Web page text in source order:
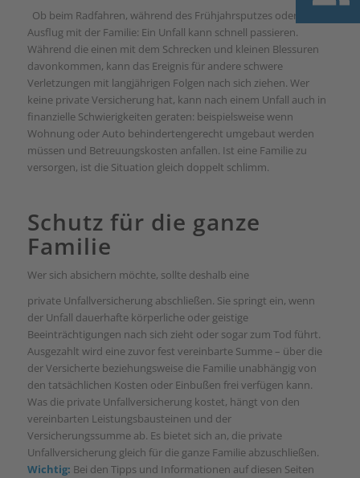
Ob beim Radfahren, während des Frühjahrsputzes oder beim
Ausflug mit der Familie: Ein Unfall kann schnell passieren.
Während die einen mit dem Schrecken und kleinen Blessuren
davonkommen, kann das Ereignis für andere schwere
Verletzungen mit langjährigen Folgen nach sich ziehen. Wer
keine private Versicherung hat, kann nach einem Unfall auch in
finanzielle Schwierigkeiten geraten: beispielsweise wenn
Wohnung oder Auto behindertengerecht umgebaut werden
müssen und Betreuungskosten anfallen. Ist eine Familie zu
versorgen, ist die Situation gleich doppelt schlimm.
Schutz für die ganze
Familie
Wer sich absichern möchte, sollte deshalb eine
private Unfallversicherung abschließen. Sie springt ein, wenn
der Unfall dauerhafte körperliche oder geistige
Beeinträchtigungen nach sich zieht oder sogar zum Tod führt.
Ausgezahlt wird eine zuvor fest vereinbarte Summe – über die
der Versicherte beziehungsweise die Familie unabhängig von
den tatsächlichen Kosten oder Einbußen frei verfügen kann.
Was die private Unfallversicherung kostet, hängt von den
vereinbarten Leistungsbausteinen und der
Versicherungssumme ab. Es bietet sich an, die private
Unfallversicherung gleich für die ganze Familie abzuschließen.
Wichtig: Bei den Tipps und Informationen auf diesen Seiten